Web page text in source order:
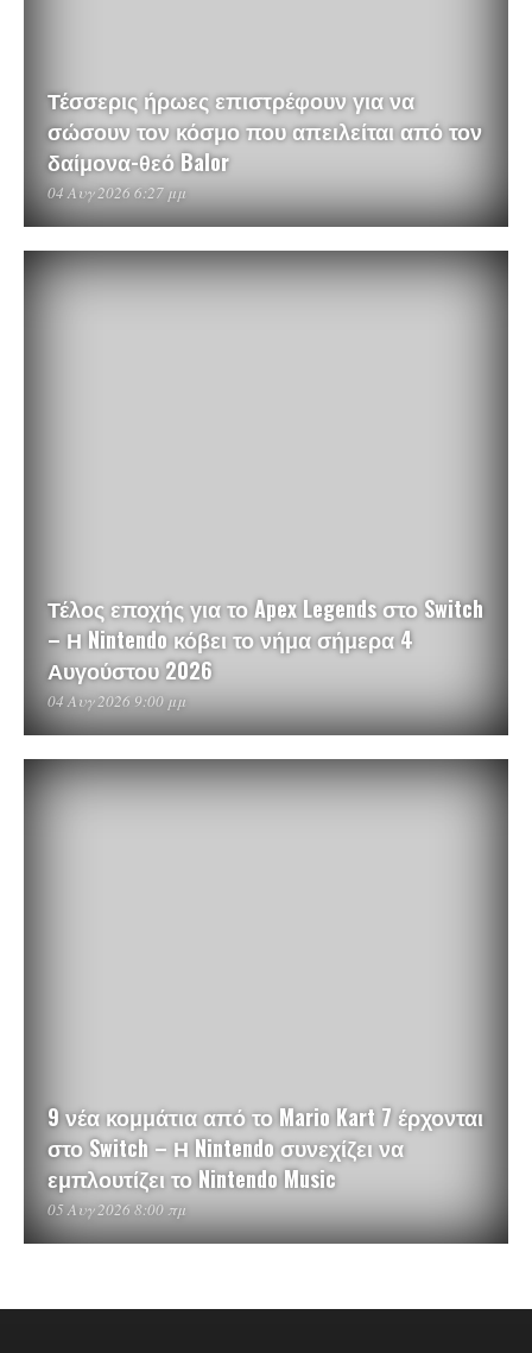
Τέσσερις ήρωες επιστρέφουν για να
σώσουν τον κόσμο που απειλείται από τον
δαίμονα-θεό Balor
04 Αυγ 2026 6:27 μμ
Τέλος εποχής για το Apex Legends στο Switch
– Η Nintendo κόβει το νήμα σήμερα 4
Αυγούστου 2026
04 Αυγ 2026 9:00 μμ
9 νέα κομμάτια από το Mario Kart 7 έρχονται
στο Switch – Η Nintendo συνεχίζει να
εμπλουτίζει το Nintendo Music
05 Αυγ 2026 8:00 πμ